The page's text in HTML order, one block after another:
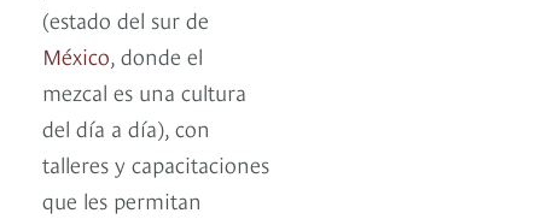
(estado del sur de
México, donde el
mezcal es una cultura
del día a día), con
talleres y capacitaciones
que les permitan